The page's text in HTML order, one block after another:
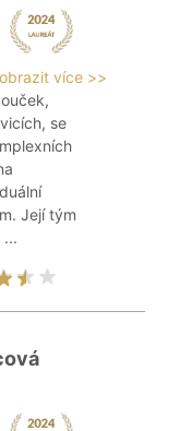
více >>
se
Její tým